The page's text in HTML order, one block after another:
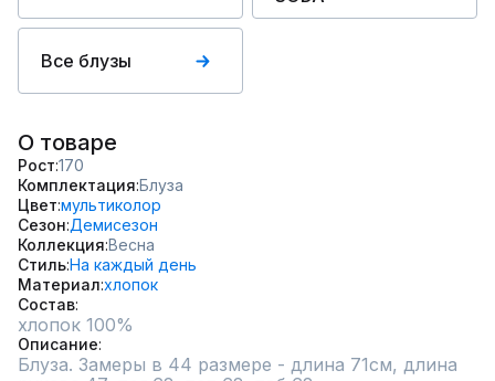
Все блузы
О товаре
Рост 170
Комплектация Блуза
Цвет мультиколор
Сезон Демисезон
Коллекция Весна
СтильНа каждый день
Материал хлопок
Состав
хлопок 100%
Описание
Блуза. Замеры в 44 размере - длина 71см, длина